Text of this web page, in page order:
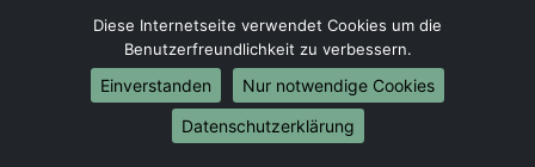
Umzug von Hagen nach Dresden
Umzug von Hagen nach Hannover
Umzug von Hagen nach Nürnberg
Umzug von Hagen nach Duisburg
Umzug von Hagen nach Bochum
Diese Internetseite verwendet Cookies um die
Benutzerfreundlichkeit zu verbessern.
Einverstanden
Nur notwendige Cookies
Datenschutzerklärung